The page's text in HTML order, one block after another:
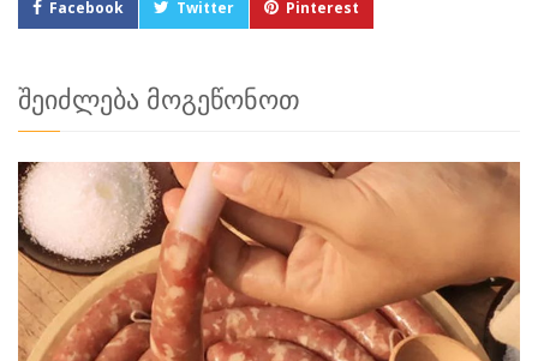
Facebook Twitter Pinterest
შეიძლება მოგეწონოთ